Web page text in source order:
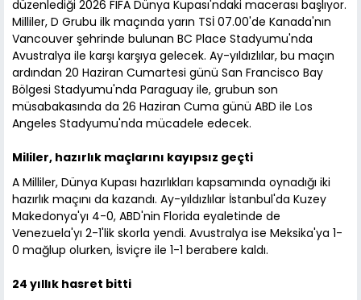
düzenlediği 2026 FIFA Dünya Kupası'ndaki macerası başlıyor.
Milliler, D Grubu ilk maçında yarın TSİ 07.00'de Kanada'nın
Vancouver şehrinde bulunan BC Place Stadyumu'nda
Avustralya ile karşı karşıya gelecek. Ay-yıldızlılar, bu maçın
ardından 20 Haziran Cumartesi günü San Francisco Bay
Bölgesi Stadyumu'nda Paraguay ile, grubun son
müsabakasında da 26 Haziran Cuma günü ABD ile Los
Angeles Stadyumu'nda mücadele edecek.
Mililer, hazırlık maçlarını kayıpsız geçti
A Milliler, Dünya Kupası hazırlıkları kapsamında oynadığı iki
hazırlık maçını da kazandı. Ay-yıldızlılar İstanbul'da Kuzey
Makedonya'yı 4-0, ABD'nin Florida eyaletinde de
Venezuela'yı 2-1'lik skorla yendi. Avustralya ise Meksika'ya 1-
0 mağlup olurken, İsviçre ile 1-1 berabere kaldı.
24 yıllık hasret bitti